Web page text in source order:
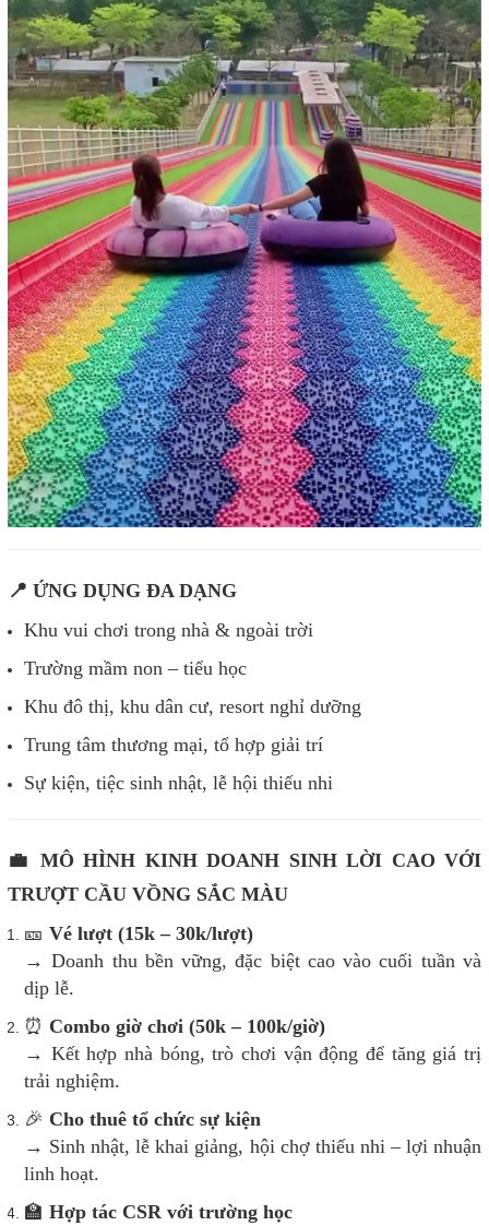
📍 ỨNG DỤNG ĐA DẠNG
Khu vui chơi trong nhà & ngoài trời
Trường mầm non – tiểu học
Khu đô thị, khu dân cư, resort nghỉ dưỡng
Trung tâm thương mại, tổ hợp giải trí
Sự kiện, tiệc sinh nhật, lễ hội thiếu nhi
💼 MÔ HÌNH KINH DOANH SINH LỜI CAO VỚI
TRƯỢT CẦU VỒNG SẮC MÀU
🎫 Vé lượt (15k – 30k/lượt)
→ Doanh thu bền vững, đặc biệt cao vào cuối tuần và
dịp lễ.
⏰ Combo giờ chơi (50k – 100k/giờ)
→ Kết hợp nhà bóng, trò chơi vận động để tăng giá trị
trải nghiệm.
🎉 Cho thuê tổ chức sự kiện
→ Sinh nhật, lễ khai giảng, hội chợ thiếu nhi – lợi nhuận
linh hoạt.
🏫 Hợp tác CSR với trường học